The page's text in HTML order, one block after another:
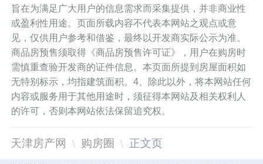
旨在为满足广大用户的信息需求而采集提供，并非商业性
或盈利性用途。页面所载内容不代表本网站之观点或意
见，仅供用户参考和借鉴，最终以开发商实际公示为准。
商品房预售须取得《商品房预售许可证》，用户在购房时
需慎重查验开发商的证件信息。本页面所提到房屋面积如
无特别标示，均指建筑面积。4、除此以外，将本网站任何
内容或服务用于其他用途时，须征得本网站及相关权利人
的许可，否则本网站依法保留追究权。
天津房产网 购房圈 正文页